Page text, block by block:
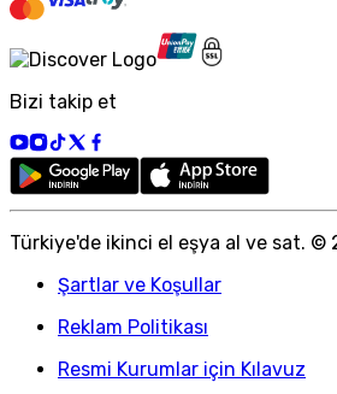
Bizi takip et
Türkiye'de ikinci el eşya al ve sat. ©
Şartlar ve Koşullar
Reklam Politikası
Resmi Kurumlar için Kılavuz